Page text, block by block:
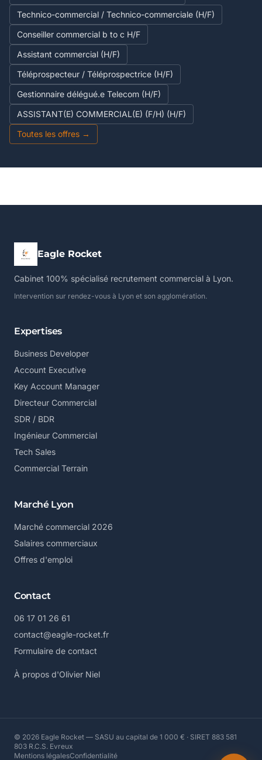
Technico-commercial / Technico-commerciale (H/F)
Conseiller commercial b to c H/F
Assistant commercial (H/F)
Téléprospecteur / Téléprospectrice (H/F)
Gestionnaire délégué.e Telecom (H/F)
ASSISTANT(E) COMMERCIAL(E) (F/H) (H/F)
Toutes les offres →
Eagle Rocket
Cabinet 100% spécialisé recrutement commercial à Lyon.
Intervention sur rendez-vous à Lyon et son agglomération.
Expertises
Business Developer
Account Executive
Key Account Manager
Directeur Commercial
SDR / BDR
Ingénieur Commercial
Tech Sales
Commercial Terrain
Marché Lyon
Marché commercial 2026
Salaires commerciaux
Offres d'emploi
Contact
06 17 01 26 61
contact@eagle-rocket.fr
Formulaire de contact
À propos d'Olivier Niel
© 2026 Eagle Rocket — SASU au capital de 1 000 € · SIRET 883 581
803 R.C.S. Evreux
Mentions légalesConfidentialité